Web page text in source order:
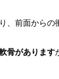
、前面からの
骨があります